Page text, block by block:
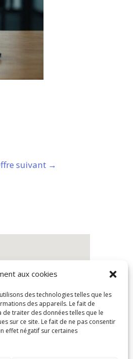
aux cookies
des technologies telles que les
des appareils. Le fait de
traiter des données telles que le
sur ce site. Le fait de ne pas consentir
effet négatif sur certaines
suivant →